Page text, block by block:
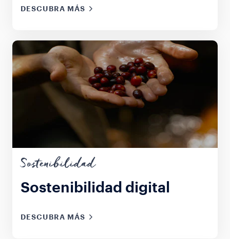
DESCUBRA MÁS
Sostenibilidad
Sostenibilidad digital
DESCUBRA MÁS